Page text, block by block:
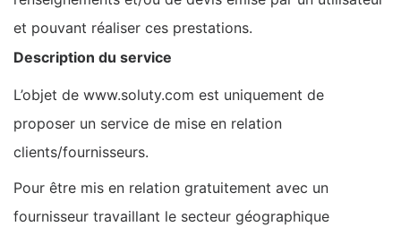
et pouvant réaliser ces prestations.
Description du service
L’objet de www.soluty.com est uniquement de
proposer un service de mise en relation
clients/fournisseurs.
Pour être mis en relation gratuitement avec un
fournisseur travaillant le secteur géographique